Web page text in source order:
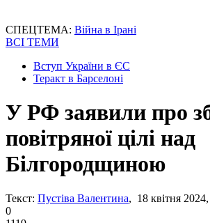
СПЕЦТЕМА: Війна в Ірані
ВСІ ТЕМИ
Вступ України в ЄС
Теракт в Барселоні
У РФ заявили про
повітряної цілі над
Білгородщиною
Текст: Пустіва Валентина, 18 квітня
0